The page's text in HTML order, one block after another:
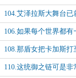
魔法！
104.艾泽拉斯大舞台已
影帝·黑夜尽散，圣光登
106.如果每个世界都有
儿童之神该有多好？
108.那盾女把卡加斯打
是要把他带回去当...
110.这统御之链可是非